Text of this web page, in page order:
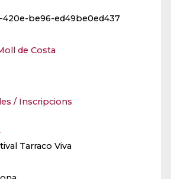
420e-be96-ed49be0ed437
de Costa
/ Inscripcions
Tarraco Viva